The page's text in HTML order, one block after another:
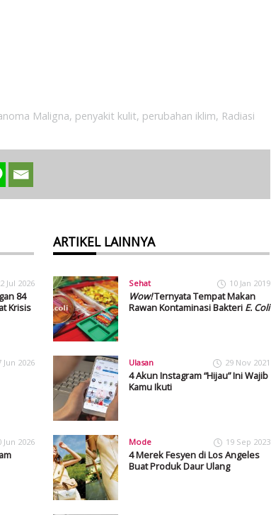
Maligna, penyakit kulit, perubahan iklim, Radiasi
Jul 2026
84
Krisis
Jun 2026
Jun 2026
ARTIKEL LAINNYA
Sehat 10 Jan 2019
Wow!Ternyata Tempat Makan
Rawan Kontaminasi Bakteri E. Coli
Ulasan 29 Nov 2021
4 Akun Instagram “Hijau” Ini Wajib
Kamu Ikuti
Mode 19 Sep 2023
4 Merek Fesyen di Los Angeles
Buat Produk Daur Ulang